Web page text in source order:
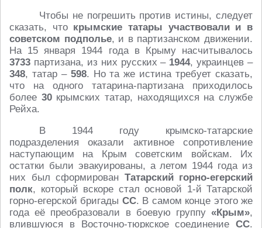
Чтобы не погрешить против истины, следует
сказать, что крымские татары участвовали и в
советском подполье, и в партизанском движении.
На 15 января 1944 года в Крыму насчитывалось
3733 партизана, из них русских – 1944, украинцев –
348, татар – 598. Но та же истина требует сказать,
что на одного татарина-партизана приходилось
более 30крымских татар, находящихся на службе
Рейха.
В 1944 году крымско-татарские
подразделения оказали активное сопротивление
наступающим на Крым советским войскам. Их
остатки были эвакуированы, а летом 1944 года из
них был сформирован Татарский горно-егерский
полк, который вскоре стал основой 1-й Татарской
горно-егерской бригады СС. В самом конце этого же
года её преобразовали в боевую группу «Крым»,
влившуюся в Восточно-тюркское соединение СС.